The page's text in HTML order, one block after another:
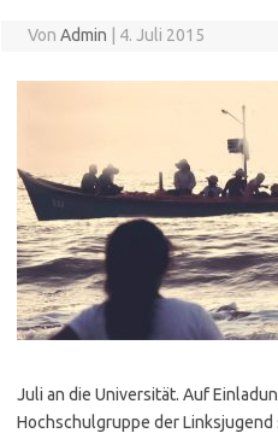
Von Admin 4. Juli 2015
Juli an die Universität. Auf
Hochschulgruppe der